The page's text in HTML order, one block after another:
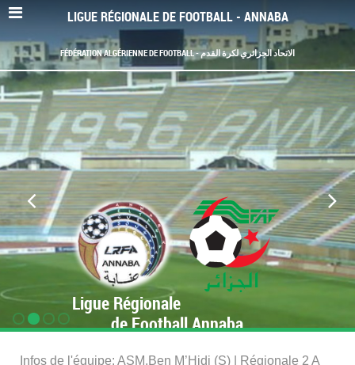
LIGUE RÉGIONALE DE FOOTBALL - ANNABA
FÉDÉRATION ALGÉRIENNE DE FOOTBALL - الاتحاد الجزائري لكرة القدم
Ligue Régionale
de Football Annaba
Infos de l'équipe: ASM.Ben M’Hidi (S) | Régionale 2 A